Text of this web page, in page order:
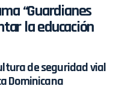
“Guardianes
la educación
de seguridad vial
Dominicana